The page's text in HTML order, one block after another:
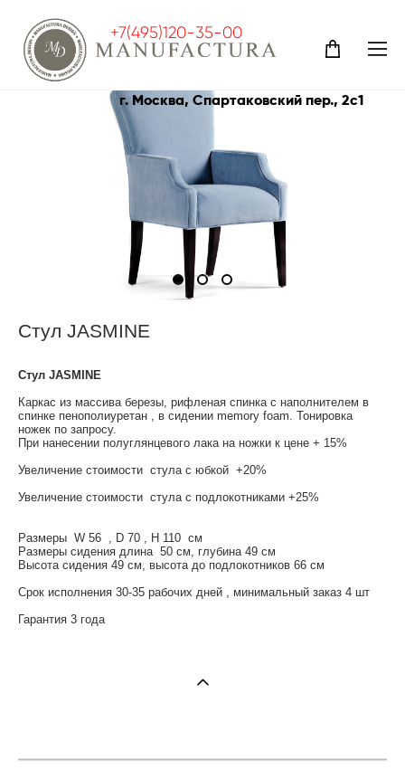
+7(495)120-35-00
г. Москва, Спартаковский пер., 2с1
каталог стулья стул jasmine
Стул JASMINE
Стул JASMINE
Каркас из массива березы, рифленая спинка с наполнителем в
спинке пенополиуретан , в сидении memory foam. Тонировка
ножек по запросу.
При нанесении полуглянцевого лака на ножки к цене + 15%
Увеличение стоимости стула с юбкой +20%
Увеличение стоимости стула с подлокотниками +25%
Размеры W 56 , D 70 , H 110 см
Размеры сидения длина 50 см, глубина 49 см
Высота сидения 49 см, высота до подлокотников 66 см
Срок исполнения 30-35 рабочих дней , минимальный заказ 4 шт
Гарантия 3 года